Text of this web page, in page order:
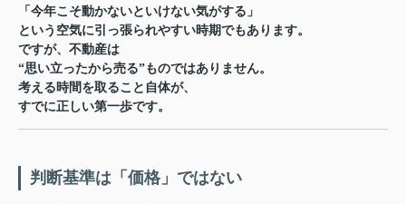
「今年こそ動かないといけない気がする」
という空気に引っ張られやすい時期でもあります。
ですが、不動産は
“思い立ったから売る”ものではありません。
考える時間を取ること自体が、
すでに正しい第一歩です。
判断基準は「価格」ではない